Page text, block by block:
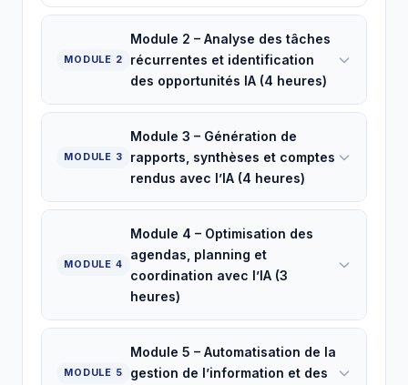
MODULE 2
Module 2 – Analyse des tâches
récurrentes et identification
des opportunités IA (4 heures)
MODULE 3
Module 3 – Génération de
rapports, synthèses et comptes
rendus avec l’IA (4 heures)
MODULE 4
Module 4 – Optimisation des
agendas, planning et
coordination avec l’IA (3
heures)
MODULE 5
Module 5 – Automatisation de la
gestion de l’information et des